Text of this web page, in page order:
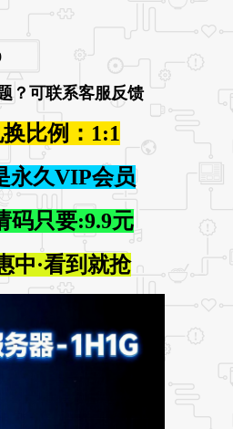
？可联系客服反馈
比例：1:1
永久VIP会员
码只要:9.9元
中·看到就抢